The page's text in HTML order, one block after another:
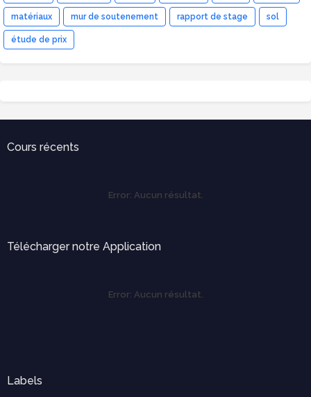
matériaux mur de soutenement rapport de stage sol
étude de prix
Cours récents
Error: Aucun résultat.
Télécharger notre Application
Error: Aucun résultat.
Labels